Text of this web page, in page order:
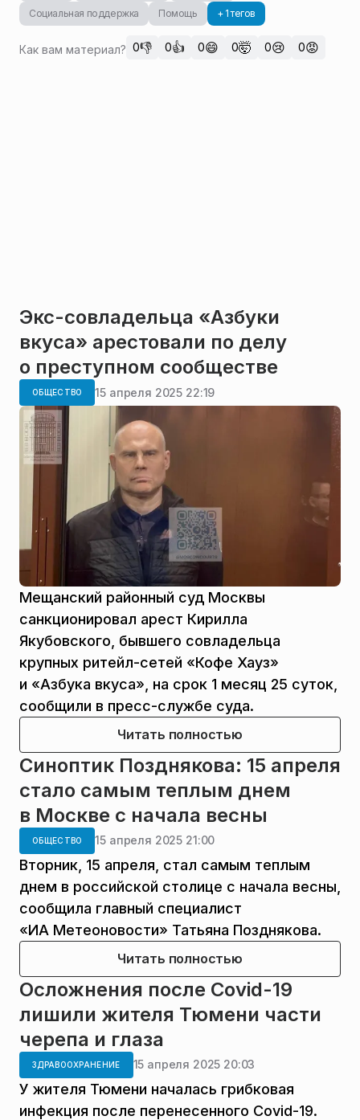
Социальная поддержка Помощь + 1 тегов
Как вам материал? 0👎 0👍 0😄 0🤯 0😢 0😡
Экс-совладельца «Азбуки
вкуса» арестовали по делу
о преступном сообществе
ОБЩЕСТВО 15 апреля 2025 22:19
Мещанский районный суд Москвы
санкционировал арест Кирилла
Якубовского, бывшего совладельца
крупных ритейл-сетей «Кофе Хауз»
и «Азбука вкуса», на срок 1 месяц 25 суток,
сообщили в пресс-службе суда.
Читать полностью
Синоптик Позднякова: 15 апреля
стало самым теплым днем
в Москве с начала весны
ОБЩЕСТВО 15 апреля 2025 21:00
Вторник, 15 апреля, стал самым теплым
днем в российской столице с начала весны,
сообщила главный специалист
«ИА Метеоновости» Татьяна Позднякова.
Читать полностью
Осложнения после Covid-19
лишили жителя Тюмени части
черепа и глаза
ЗДРАВООХРАНЕНИЕ 15 апреля 2025 20:03
У жителя Тюмени началась грибковая
инфекция после перенесенного Covid-19.